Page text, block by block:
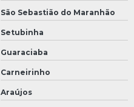
São Sebastião do Maranhão
Setubinha
Guaraciaba
Carneirinho
Araújos